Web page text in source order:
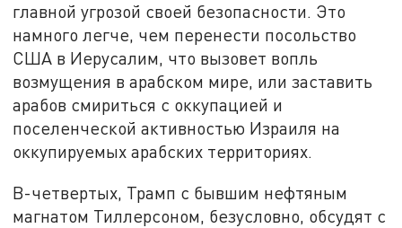
главной угрозой своей безопасности. Это
намного легче, чем перенести посольство
США в Иерусалим, что вызовет вопль
возмущения в арабском мире, или заставить
арабов смириться с оккупацией и
поселенческой активностью Израиля на
оккупируемых арабских территориях.
В-четвертых, Трамп с бывшим нефтяным
магнатом Тиллерсоном, безусловно, обсудят с